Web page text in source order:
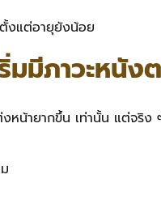
งแต่อายุยังน้อย
มีภาวะหนัง
งหน้ายากขึ้น เท่านั้น แต่จ